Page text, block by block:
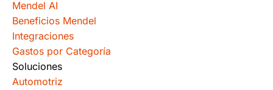
Mendel AI
Beneficios Mendel
Integraciones
Gastos por Categoría
Soluciones
Automotriz